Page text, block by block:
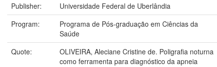
Publisher:
Universidade Federal de Uberlândia
Program:
Programa de Pós-graduação em Ciências da
Saúde
Quote:
OLIVEIRA, Aleciane Cristine de. Poligrafia noturna
como ferramenta para diagnóstico da apneia